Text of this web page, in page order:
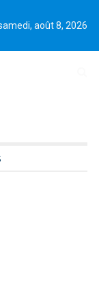
août 8, 2026